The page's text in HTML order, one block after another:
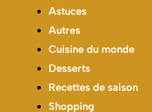
Astuces
Autres
Cuisine du monde
Desserts
Recettes de saison
Shopping